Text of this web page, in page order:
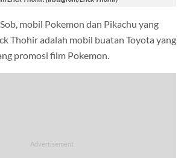
mobil Pokemon dan Pikachu yang
Thohir adalah mobil buatan Toyota yang
promosi film Pokemon.